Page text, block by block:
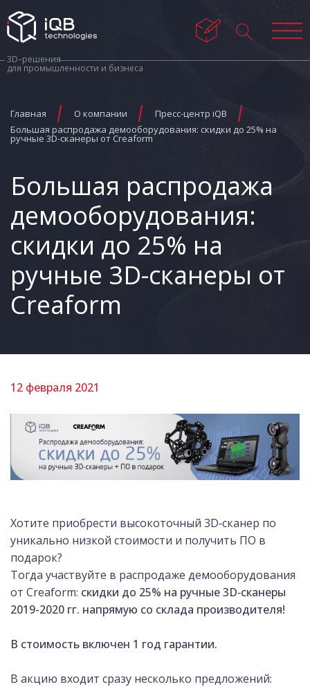
3D–решения
для промышленности и бизнеса
Главная О компании
Пресс-центр iQB
Большая распродажа демооборудования: скидки до 25% на
ручные 3D-сканеры от Creaform
Большая распродажа
демооборудования:
скидки до 25% на
ручные 3D-сканеры от
Creaform
12 февраля 2021
Хотите приобрести высокоточный 3D‑сканер по
уникально низкой стоимости и получить ПО в
подарок?
Тогда участвуйте в распродаже демооборудования
от Creaform: скидки до 25% на ручные 3D‑сканеры
2019-2020 гг. напрямую со склада производителя!
В стоимость включен 1 год гарантии.
В акцию входит сразу несколько предложений: